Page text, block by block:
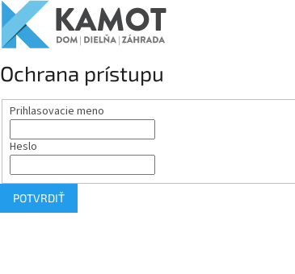
Ochrana prístupu
Prihlasovacie meno
Heslo
POTVRDIŤ